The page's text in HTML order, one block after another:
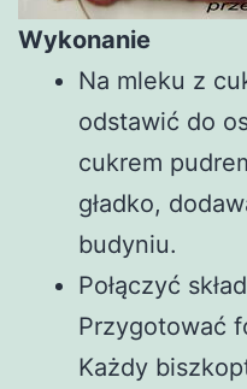
Wykonanie
Na mleku z
odstawić do
cukrem
gładko,
budyniu.
Połączyć
Przygotować
Każdy